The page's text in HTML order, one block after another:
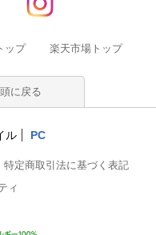
ップ 楽天市場トップ
に戻る
ル PC
特定商取引法に基づく表記
ィ